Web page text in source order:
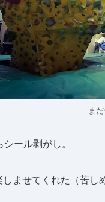
ま
ール剥がし。
ませてくれた（苦し